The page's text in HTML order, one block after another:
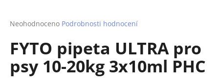
Průměrné
produktu
je
5
Neohodnoceno Podrobnosti hodnocení
FYTO pipeta ULTRA pro
psy 10-20kg 3x10ml PHC
j
t
?